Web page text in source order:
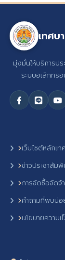
เทศบ
มุ่งมั่นให้บริการป
ระบบอิเล็กทร
เว็บไซต์หลักเท
ข่าวประชาสัม
การจัดซื้อจัดจ้
คำถามที่พบบ่อ
นโยบายความ